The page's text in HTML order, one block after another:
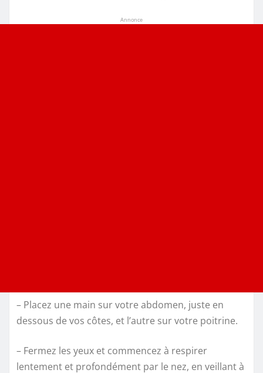
Annonce
– Placez une main sur votre abdomen, juste en
dessous de vos côtes, et l’autre sur votre poitrine.
– Fermez les yeux et commencez à respirer
lentement et profondément par le nez, en veillant à